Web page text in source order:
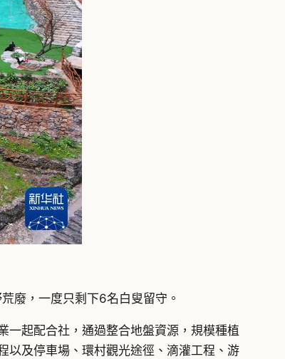
廢，一度只剩下6名白叟留守。
一起配合社，通過整合地盤資源，規模種植
以及停車場、環村觀光途徑、滴灌工程、游